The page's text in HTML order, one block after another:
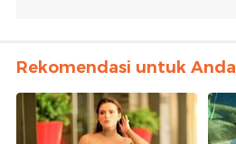
Rekomendasi untuk Anda